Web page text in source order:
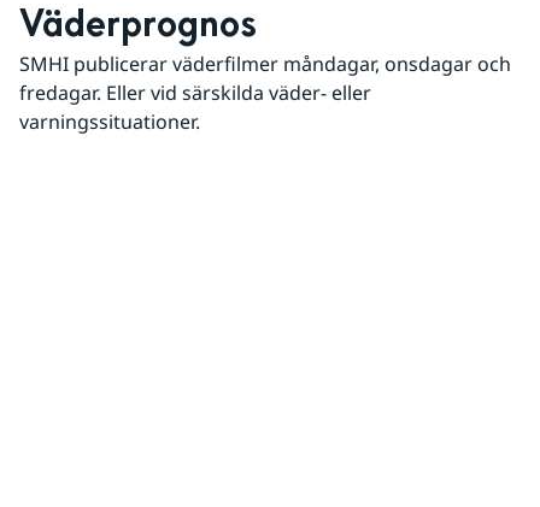
Väderprognos
SMHI publicerar väderfilmer måndagar, onsdagar och
fredagar. Eller vid särskilda väder- eller
varningssituationer.